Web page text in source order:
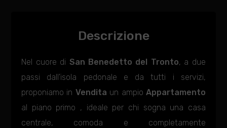
Descrizione
Nel cuore di San Benedetto del Tronto, a due
passi dall'isola pedonale e da tutti i servizi,
proponiamo in Vendita un ampio Appartamento
al piano primo , ideale per chi sogna una casa
centrale, comoda e completamente